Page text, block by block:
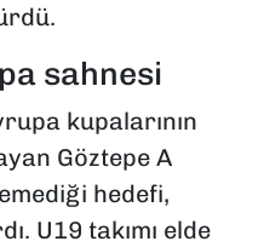
sahnesi
kupalarının
Göztepe A
hedefi,
U19 takımı elde